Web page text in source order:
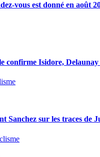
vous est donné en août
confirme Isidore,
Sanchez sur les traces de